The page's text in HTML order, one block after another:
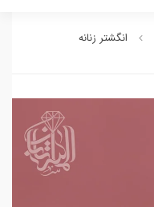
انگشتر زنانه